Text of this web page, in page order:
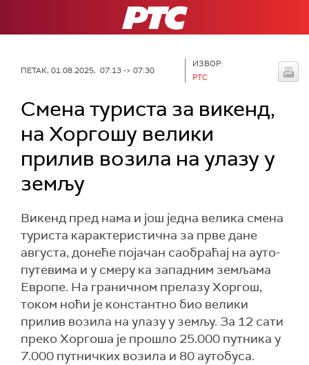
РТС
ПЕТАК, 01.08.2025, 07:13 -> 07:30
ИЗВОР:
РТС
Смена туриста за викенд,
на Хоргошу велики
прилив возила на улазу у
земљу
Викенд пред нама и још једна велика смена
туриста карактеристична за прве дане
августа, донеће појачан саобраћај на ауто-
путевима и у смеру ка западним земљама
Европе. На граничном прелазу Хоргош,
током ноћи је константно био велики
прилив возила на улазу у земљу. За 12 сати
преко Хоргоша је прошло 25.000 путника у
7.000 путничких возила и 80 аутобуса.